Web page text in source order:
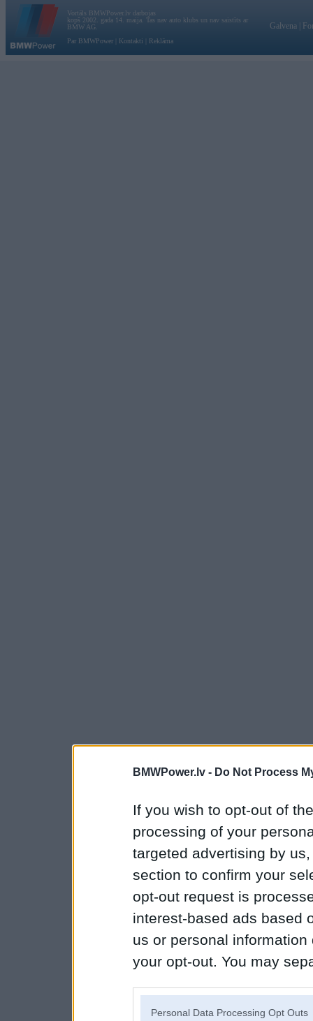
BMWPower.lv - Do Not Process
If you wish to opt-out of
processing of your
targeted advertising by
section to confirm your
opt-out request is
interest-based ads based
us or personal
your opt-out. You may
Personal Data Processing Opt Outs
Vortāls BMWPower.lv darbojas
kopš 2002. gada 14. maija. Tas nav auto klubs un nav saistīts ar
BMW AG.
Par BMWPower
Kontakti Reklāma
Galvena